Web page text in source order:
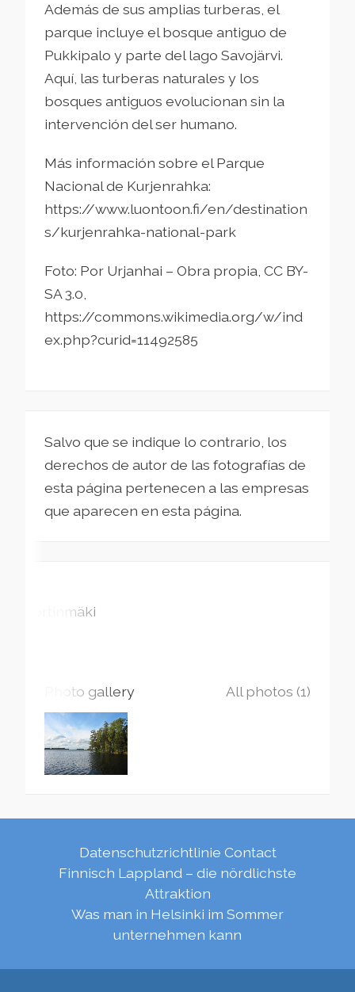
Además de sus amplias turberas, el
parque incluye el bosque antiguo de
Pukkipalo y parte del lago Savojärvi.
Aquí, las turberas naturales y los
bosques antiguos evolucionan sin la
intervención del ser humano.
Más información sobre el Parque
Nacional de Kurjenrahka:
https://www.luontoon.fi/en/destination
s/kurjenrahka-national-park
Foto: Por Urjanhai – Obra propia, CC BY-
SA 3.0,
https://commons.wikimedia.org/w/ind
ex.php?curid=11492585
Salvo que se indique lo contrario, los
derechos de autor de las fotografías de
esta página pertenecen a las empresas
que aparecen en esta página.
Tortinmäki
Photo gallery All photos (1)
Datenschutzrichtlinie Contact
Finnisch Lappland – die nördlichste
Attraktion
Was man in Helsinki im Sommer
unternehmen kann